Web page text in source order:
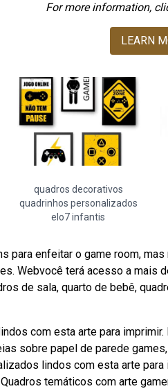
For more information,
LEARN
quadros decorativos
quadrinhos personalizados
elo7 infantis
para enfeitar o game room,
Webvocê terá acesso a mais
de sala, quarto de bebê,
com esta arte para
sobre papel de parede
lindos com esta arte
temáticos com arte